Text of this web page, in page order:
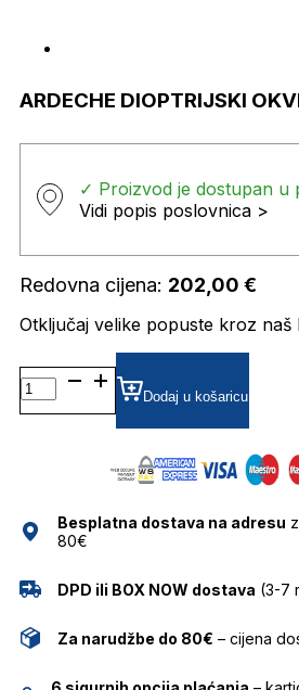
ARDECHE DIOPTRIJSKI
✓ Proizvod je dostupan u
Vidi popis poslovnica >
Redovna cijena: 202,00 €
Otključaj velike popuste kroz
ARDECHE DIOPTRIJSKI
OKVIRI
JISCO
Dodaj u košaricu
Besplatna dostava na adresu
80€
DPD ili BOX NOW dostava (3-7
Za narudžbe do 80€ – cijena